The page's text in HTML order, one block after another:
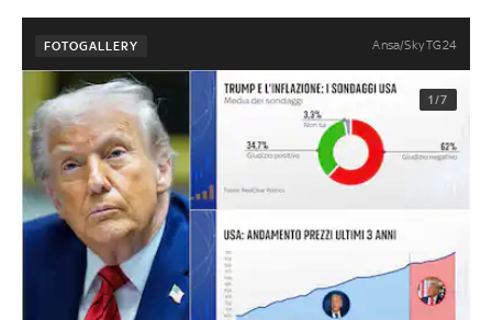
FOTOGALLERY Ansa/Sky TG24
1/7